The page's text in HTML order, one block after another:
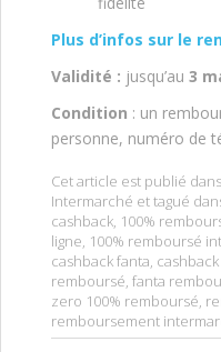
Plus d’infos sur le
Validité : jusqu’au 3
Condition : un
personne, numéro de
Cet article est publié dans
Intermarché et tagué
cashback, 100%
ligne, 100% remboursé
cashback fanta,
remboursé, fanta
zero 100% remboursé,
remboursement